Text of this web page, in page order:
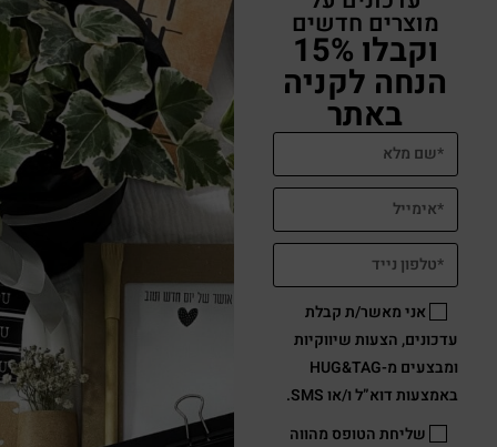
מוצרים חדשים
וקבלו 15%
הנחה לקניה
באתר
אני מאשר/ת קבלת
עדכונים, הצעות שיווקיות
ומבצעים מ-HUG&TAG
באמצעות דוא”ל ו/או SMS.
שליחת הטופס מהווה